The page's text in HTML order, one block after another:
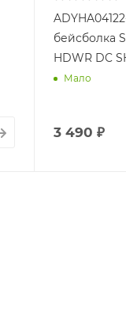
бейсболка
HDWR DC
Мало
3 490 ₽